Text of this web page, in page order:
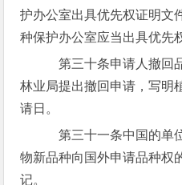
护办公室出具优先权证明文
种保护办公室应当出具优先
第三十条申请人撤回
林业局提出撤回申请，写明
请日。
第三十一条中国的单
物新品种向国外申请品种权
记。